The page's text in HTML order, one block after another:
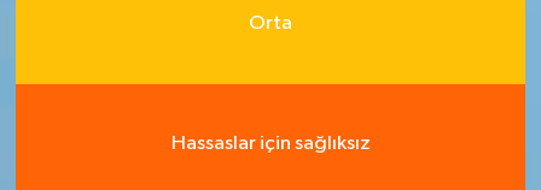
Orta
Hassaslar için sağlıksız